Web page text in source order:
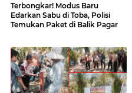
Terbongkar! Modus Baru
Edarkan Sabu di Toba, Polisi
Temukan Paket di Balik Pagar